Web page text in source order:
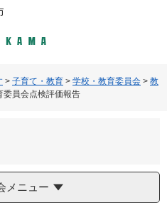
> 子育て・教育 > 学校・教育委員会 > 教
委員会点検評価報告
メニュー